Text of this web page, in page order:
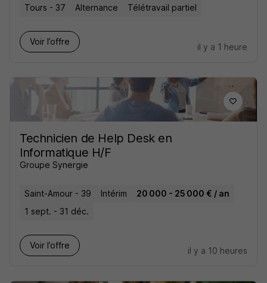
Tours - 37 Alternance Télétravail partiel
Voir l’offre
il y a 1 heure
Technicien de Help Desk en
Informatique H/F
Groupe Synergie
Saint-Amour - 39 Intérim
20 000 - 25 000 € / an
1 sept. - 31 déc.
Voir l’offre
il y a 10 heures